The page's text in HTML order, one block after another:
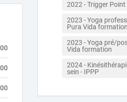
2022 - Trigger Point
2023 - Yoga
Pura Vida formation
2023 - Yoga pré/
Vida formation
2024 -
sein - IPPP